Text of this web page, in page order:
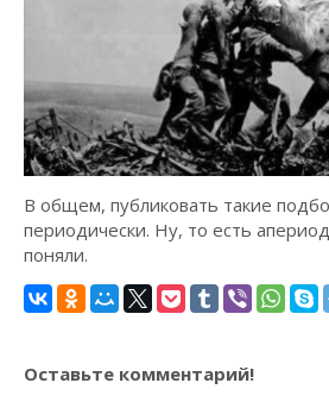
В общем, публиковать такие
периодически. Ну, то есть
поняли.
Оставьте комментарий!